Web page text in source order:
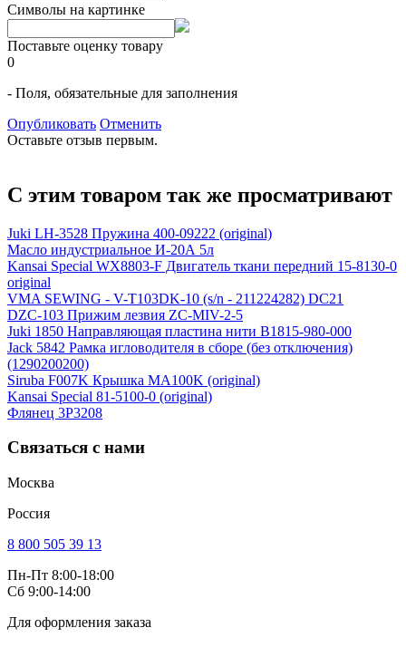
Символы на картинке
Поставьте оценку товару
0
- Поля, обязательные для заполнения
Опубликовать Отменить
Оставьте отзыв первым.
С этим товаром так же просматривают
Juki LH-3528 Пружина 400-09222 (original)
Масло индустриальное И-20А 5л
Kansai Special WX8803-F Двигатель ткани передний 15-8130-0
original
VMA SEWING - V-T103DK-10 (s/n - 211224282) DC21
DZC-103 Прижим лезвия ZC-MIV-2-5
Juki 1850 Направляющая пластина нити B1815-980-000
Jack 5842 Рамка игловодителя в сборе (без отключения)
(1290200200)
Siruba F007K Крышка MA100K (original)
Kansai Special 81-5100-0 (original)
Флянец 3P3208
Связаться с нами
Москва
Россия
8 800 505 39 13
Пн-Пт 8:00-18:00
Сб 9:00-14:00
Для оформления заказа